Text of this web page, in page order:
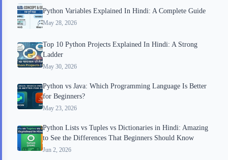
Python Variables Explained In Hindi: A Complete Guide
May 28, 2026
Top 10 Python Projects Explained In Hindi: A Strong
Ladder
May 30, 2026
Python vs Java: Which Programming Language Is Better
for Beginners?
May 23, 2026
Python Lists vs Tuples vs Dictionaries in Hindi: Amazing
to See the Differences That Beginners Should Know
Jun 2, 2026